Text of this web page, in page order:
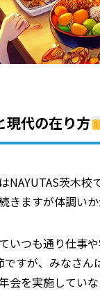
現代の在り方
茨木校で
きますが体調い
いつも通り仕事
すが、みなさん
会を実施してい